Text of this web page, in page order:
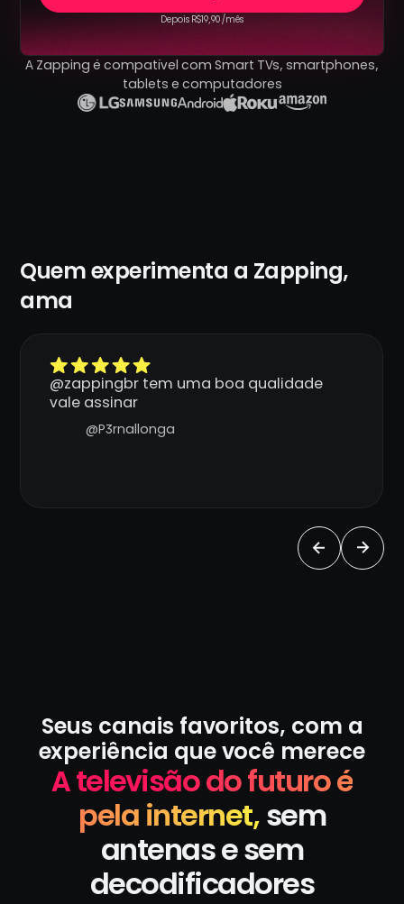
Depois R$19,90 /mês
A Zapping é compatível com Smart TVs, smartphones,
tablets e computadores
Quem experimenta a Zapping,
ama
@zappingbr tem uma boa qualidade
vale assinar
@P3rnallonga
Seus canais favoritos, com a
experiência que você merece
A televisão do futuro é
pela internet,sem
antenas e sem
decodificadores